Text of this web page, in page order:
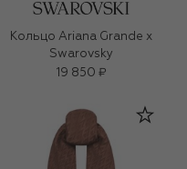
Кольцо Ariana Grande x
Swarovsky
19 850 ₽